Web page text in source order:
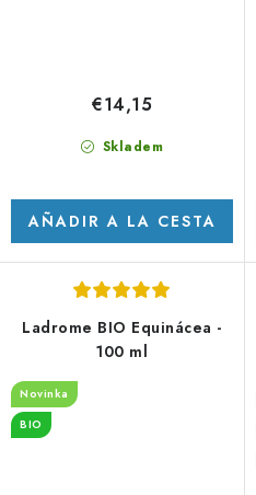
Skladem
€14,15
AÑADIR A LA CESTA
Ladrome BIO Equinácea -
100 ml
Novinka
BIO